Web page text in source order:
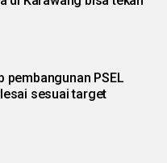
pembangunan PSEL
sesuai target